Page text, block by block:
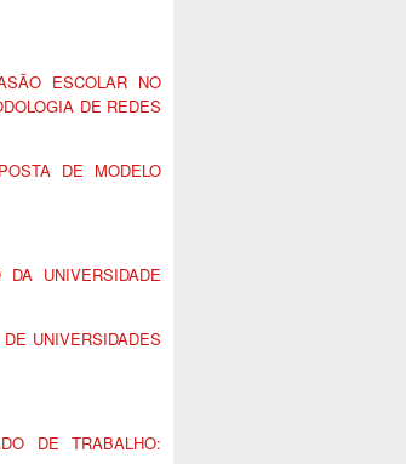
ESCOLAR NO
DE REDES
DE MODELO
UNIVERSIDADE
UNIVERSIDADES
DE TRABALHO: